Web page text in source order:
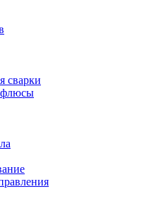
сварки
флюсы